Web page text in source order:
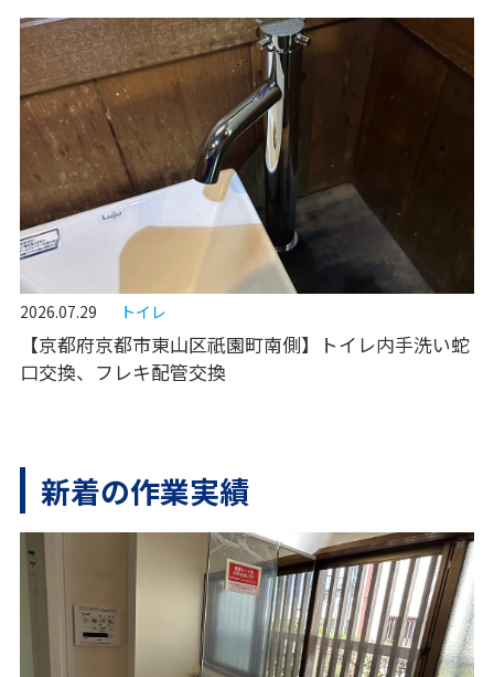
2026.07.29 トイレ
【京都府京都市東山区祇園町南側】トイレ内手洗い蛇
口交換、フレキ配管交換
新着の作業実績